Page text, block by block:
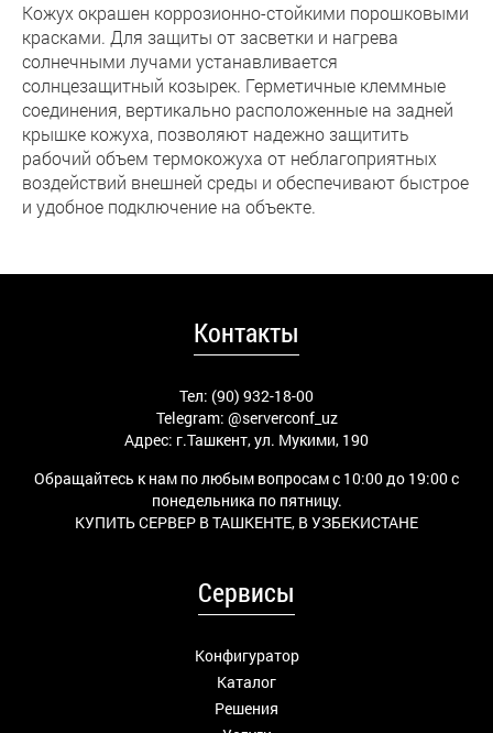
Кожух окрашен коррозионно-стойкими порошковыми
красками. Для защиты от засветки и нагрева
солнечными лучами устанавливается
солнцезащитный козырек. Герметичные клеммные
соединения, вертикально расположенные на задней
крышке кожуха, позволяют надежно защитить
рабочий объем термокожуха от неблагоприятных
воздействий внешней среды и обеспечивают быстрое
и удобное подключение на объекте.
Контакты
Тел: (90) 932-18-00
Telegram: @serverconf_uz
Адрес: г.Ташкент, ул. Мукими, 190
Обращайтесь к нам по любым вопросам с 10:00 до 19:00 с
понедельника по пятницу.
КУПИТЬ СЕРВЕР В ТАШКЕНТЕ, В УЗБЕКИСТАНЕ
Сервисы
Конфигуратор
Каталог
Решения